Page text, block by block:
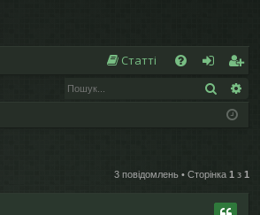
Статті
о
хі
еє
ст
а
ці
Пошук
3 повідомлень • Сторінка 1 з 1